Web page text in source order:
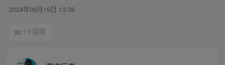
2024年09月19日 13:36
1个回答